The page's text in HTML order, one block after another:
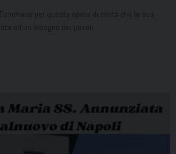
per questa opera di carità che la sua
ad un bisogno dei poveri.